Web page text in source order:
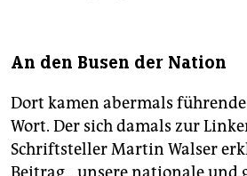
An den Busen der Nation
Dort kamen abermals
Wort. Der sich damals zur
Schriftsteller Martin Walser